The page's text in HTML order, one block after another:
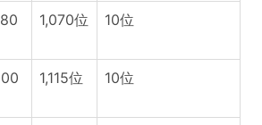
1,070位 10位
1,115位 10位